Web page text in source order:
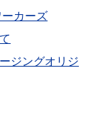
ーカーズ
ジングオリジ